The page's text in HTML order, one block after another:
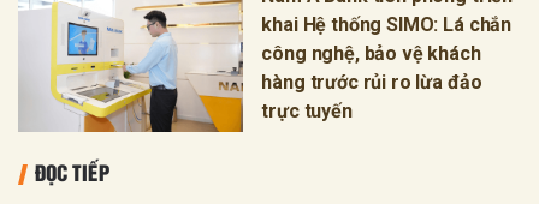
khai Hệ thống SIMO: Lá chắn
công nghệ, bảo vệ khách
hàng trước rủi ro lừa đảo
trực tuyến
ĐỌC TIẾP